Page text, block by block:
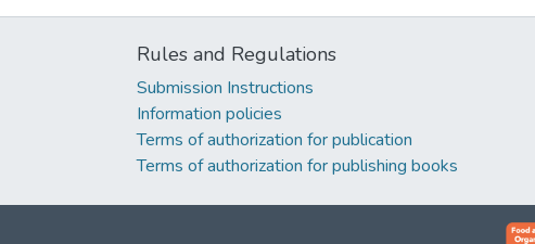
Rules and Regulations
Submission Instructions
Information policies
Terms of authorization for publication
Terms of authorization for publishing books